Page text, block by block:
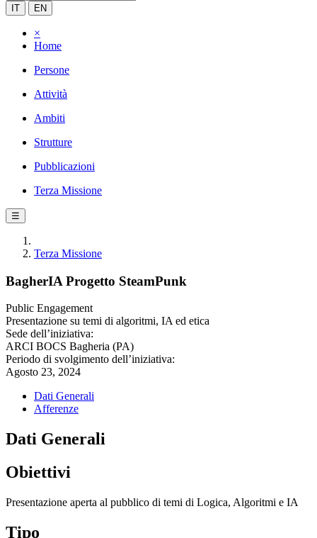
IT EN
×
Home
Persone
Attività
Ambiti
Strutture
Pubblicazioni
Terza Missione
☰
Terza Missione
BagherIA Progetto SteamPunk
Public Engagement
Presentazione su temi di algoritmi, IA ed etica
Sede dell’iniziativa:
ARCI BOCS Bagheria (PA)
Periodo di svolgimento dell’iniziativa:
Agosto 23, 2024
Dati Generali
Afferenze
Dati Generali
Obiettivi
Presentazione aperta al pubblico di temi di Logica, Algoritmi e IA
Tipo